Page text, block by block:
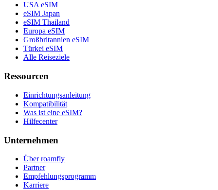
USA eSIM
eSIM Japan
eSIM Thailand
Europa eSIM
Großbritannien eSIM
Türkei eSIM
Alle Reiseziele
Ressourcen
Einrichtungsanleitung
Kompatibilität
Was ist eine eSIM?
Hilfecenter
Unternehmen
Über roamfly
Partner
Empfehlungsprogramm
Karriere